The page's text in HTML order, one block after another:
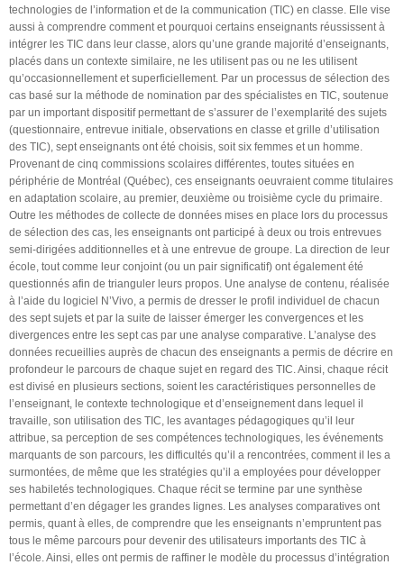
technologies de l’information et de la communication (TIC) en classe. Elle vise
aussi à comprendre comment et pourquoi certains enseignants réussissent à
intégrer les TIC dans leur classe, alors qu’une grande majorité d’enseignants,
placés dans un contexte similaire, ne les utilisent pas ou ne les utilisent
qu’occasionnellement et superficiellement. Par un processus de sélection des
cas basé sur la méthode de nomination par des spécialistes en TIC, soutenue
par un important dispositif permettant de s’assurer de l’exemplarité des sujets
(questionnaire, entrevue initiale, observations en classe et grille d’utilisation
des TIC), sept enseignants ont été choisis, soit six femmes et un homme.
Provenant de cinq commissions scolaires différentes, toutes situées en
périphérie de Montréal (Québec), ces enseignants oeuvraient comme titulaires
en adaptation scolaire, au premier, deuxième ou troisième cycle du primaire.
Outre les méthodes de collecte de données mises en place lors du processus
de sélection des cas, les enseignants ont participé à deux ou trois entrevues
semi-dirigées additionnelles et à une entrevue de groupe. La direction de leur
école, tout comme leur conjoint (ou un pair significatif) ont également été
questionnés afin de trianguler leurs propos. Une analyse de contenu, réalisée
à l’aide du logiciel N’Vivo, a permis de dresser le profil individuel de chacun
des sept sujets et par la suite de laisser émerger les convergences et les
divergences entre les sept cas par une analyse comparative. L’analyse des
données recueillies auprès de chacun des enseignants a permis de décrire en
profondeur le parcours de chaque sujet en regard des TIC. Ainsi, chaque récit
est divisé en plusieurs sections, soient les caractéristiques personnelles de
l’enseignant, le contexte technologique et d’enseignement dans lequel il
travaille, son utilisation des TIC, les avantages pédagogiques qu’il leur
attribue, sa perception de ses compétences technologiques, les événements
marquants de son parcours, les difficultés qu’il a rencontrées, comment il les a
surmontées, de même que les stratégies qu’il a employées pour développer
ses habiletés technologiques. Chaque récit se termine par une synthèse
permettant d’en dégager les grandes lignes. Les analyses comparatives ont
permis, quant à elles, de comprendre que les enseignants n’empruntent pas
tous le même parcours pour devenir des utilisateurs importants des TIC à
l’école. Ainsi, elles ont permis de raffiner le modèle du processus d’intégration